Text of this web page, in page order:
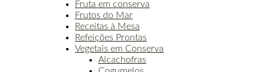
Fruta em conserva
Frutos do Mar
Receitas à Mesa
Refeições Prontas
Vegetais em Conserva
Alcachofras